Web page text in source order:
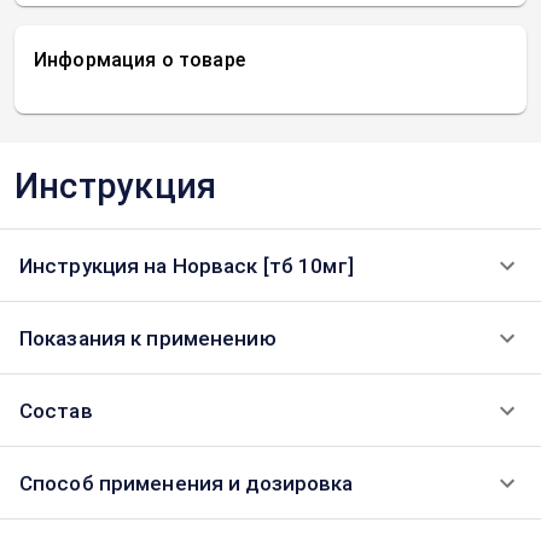
Информация о товаре
Инструкция
Инструкция на Норваск [тб 10мг]
Показания к применению
Состав
Способ применения и дозировка